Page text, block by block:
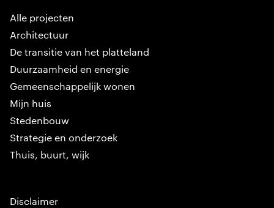
Alle projecten
Architectuur
De transitie van het platteland
Duurzaamheid en energie
Gemeenschappelijk wonen
Mijn huis
Stedenbouw
Strategie en onderzoek
Thuis, buurt, wijk
Disclaimer